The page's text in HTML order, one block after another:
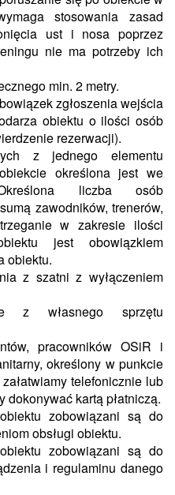
stosowania zasad
ust i nosa poprzez
nie ma potrzeby ich
min. 2 metry.
zgłoszenia wejścia
obiektu o ilości osób
rezerwacji).
z jednego elementu
określona jest we
liczba osób
zawodników, trenerów,
w zakresie ilości
jest obowiązkiem
obiektu.
z szatni z wyłączeniem
z własnego sprzętu
pracowników OSiR i
określony w punkcie
telefonicznie lub
dokonywać kartą płatniczą.
zobowiązani są do
obsługi obiektu.
zobowiązani są do
i regulaminu danego